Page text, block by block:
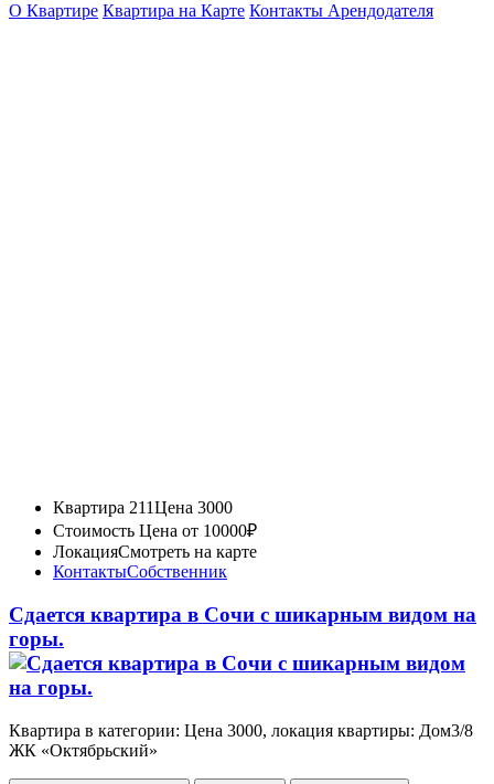
О Квартире Квартира на Карте Контакты Арендодателя
Квартира 211Цена 3000
Стоимость Цена от 10000₽
ЛокацияСмотреть на карте
КонтактыСобственник
Сдается квартира в Сочи с шикарным видом на
горы.
Квартира в категории: Цена 3000, локация квартиры: Дом3/8
ЖК «Октябрьский»